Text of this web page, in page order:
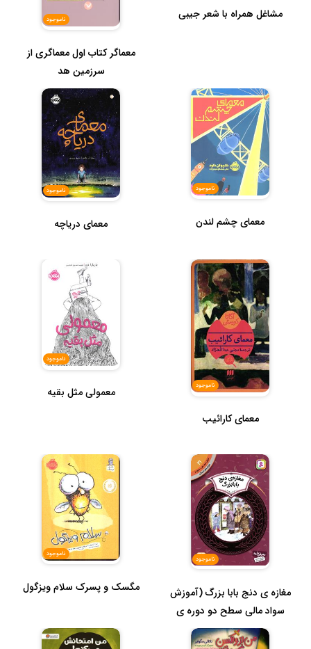
مشاغل همراه با شعر جیبی ناموجود
معماگر کتاب اول معماگری از
سرزمین هد
ناموجود
معمای چشم لندن
ناموجود
معمای دریاچه
ناموجود
معمای کارائیب
ناموجود
معمولی مثل بقیه
ناموجود
مغازه ی دنج بابا بزرگ (آموزش
سواد مالی سطح دو دوره ی
د...
ناموجود
مگسک و پسرک سلام ویزگول